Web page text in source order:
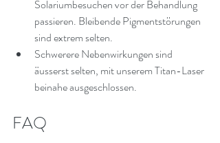
Solariumbesuchen vor der Behandlung
passieren. Bleibende Pigmentstörungen
sind extrem selten.
Schwerere Nebenwirkungen sind
äusserst selten, mit unserem Titan-Laser
beinahe ausgeschlossen.
FAQ